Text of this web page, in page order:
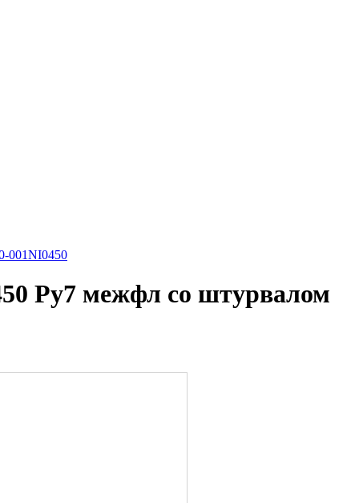
001NI0450
Ру7 межфл со штурвалом